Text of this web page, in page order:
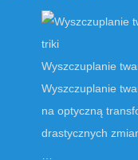
Wyszczuplanie
Wyszczuplanie
na optyczną
drastycznych